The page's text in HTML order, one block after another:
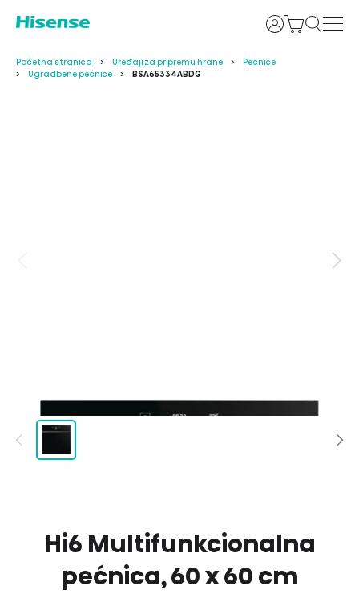
Prijava
Početna stranica Uređaji za pripremu hrane
Pećnice
Ugradbene pećnice
BSA65334ABDG
Hi6 Multifunkcionalna
pećnica, 60 x 60 cm